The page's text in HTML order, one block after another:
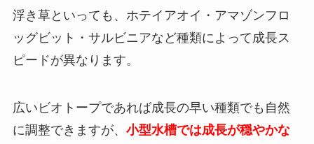
浮き草といっても、ホテイアオイ・アマゾンフロ
ッグビット・サルビニアなど種類によって成長ス
ピードが異なります。
広いビオトープであれば成長の早い種類でも自然
に調整できますが、 小型水槽では成長が穏やかな